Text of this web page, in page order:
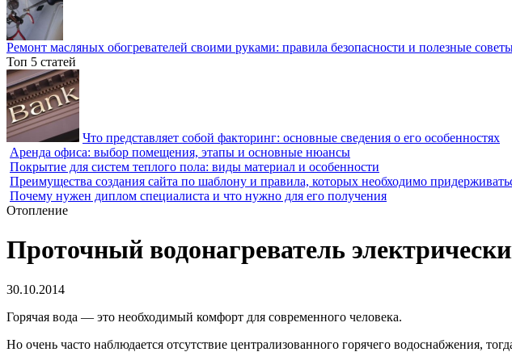
Ремонт масляных обогревателей своими руками: правила безопасности и полезные
Топ 5 статей
Что представляет собой факторинг: основные сведения о его особенностях
Аренда офиса: выбор помещения, этапы и основные нюансы
Покрытие для систем теплого пола: виды материал и особенности
Преимущества создания сайта по шаблону и правила, которых необходимо
Почему нужен диплом специалиста и что нужно для его получения
Отопление
Проточный водонагреватель
30.10.2014
Горячая вода — это необходимый комфорт для современного человека.
Но очень часто наблюдается отсутствие централизованного горячего водоснабжения,